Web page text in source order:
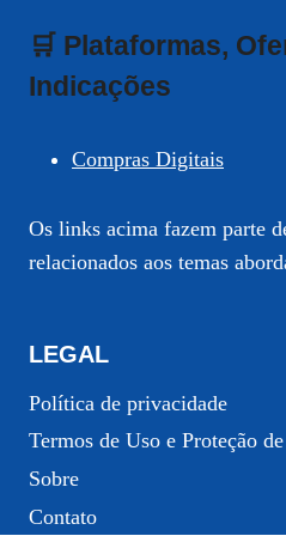
🛒 Plataformas,
Indicações
Compras Digitais
Os links acima fazem parte
relacionados aos temas
LEGAL
Política de privacidade
Termos de Uso e Proteção
Sobre
Contato